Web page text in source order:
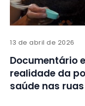
13 de abril de 2026
Documentário
realidade da
saúde nas ruas